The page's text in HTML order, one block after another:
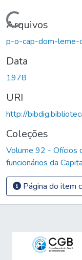
Carregando...
Arquivos
p-o-cap-dom-leme-
Data
1978
URI
http://
Coleções
Volume 92 - Ofícios
funcionários da
Página do item